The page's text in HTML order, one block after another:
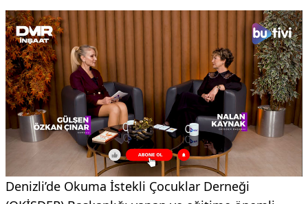
Denizli’de Okuma İstekli Çocuklar Derneği